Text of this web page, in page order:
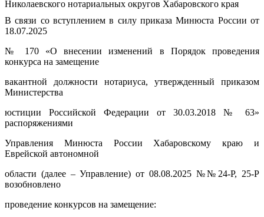
В связи со вступлением в силу приказа Минюста России от
18.07.2025
№ 170 «О внесении изменений в Порядок проведения
конкурса на замещение
вакантной должности нотариуса, утвержденный приказом
Министерства
юстиции Российской Федерации от 30.03.2018 № 63»
распоряжениями
Управления Минюста России Хабаровскому краю и
Еврейской автономной
области (далее – Управление) от 08.08.2025 №№24-Р, 25-Р
возобновлено
проведение конкурсов на замещение: